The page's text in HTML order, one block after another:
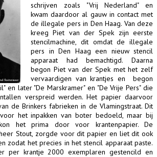
schrijven zoals "Vrij Nederland" en
kwam daardoor al gauw in contact met
de illegale pers in Den Haag. Van deze
kreeg Piet van der Spek zijn eerste
stencilmachine, dit omdat de illegale
pers in Den Haag een nieuw stencil
apparaat had bemachtigd. Daarna
begon Piet van der Spek met het zelf
vervaardigen van krantjes en begon
en later "De Marskramer" en "De Vrije Pers" die
verspreid werden. Het papier daarvoor
de Brinkers fabrieken in de Vlamingstraat. Dit
het inpakken van boter bedoeld, maar bij
het prima door voor krantenpapier. De
Stout, zorgde voor dit papier en liet dit ook
zodat het precies in het stencil apparaat paste.
per krantje 2000 exemplaren gestencild en